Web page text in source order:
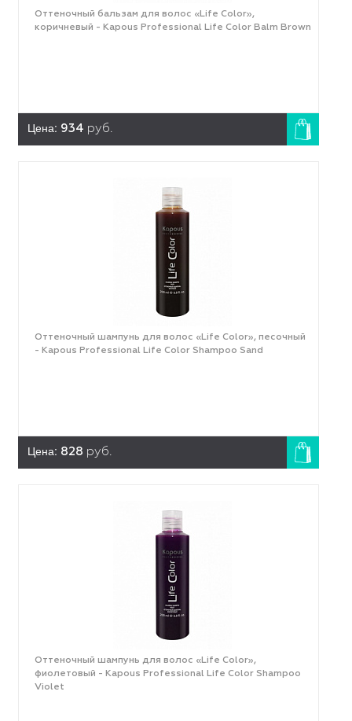
Оттеночный бальзам для волос «Life Color»,
коричневый - Kapous Professional Life Color Balm Brown
Цена: 934 руб.
Оттеночный шампунь для волос «Life Color», песочный
- Kapous Professional Life Color Shampoo Sand
Цена: 828 руб.
Оттеночный шампунь для волос «Life Color»,
фиолетовый - Kapous Professional Life Color Shampoo
Violet